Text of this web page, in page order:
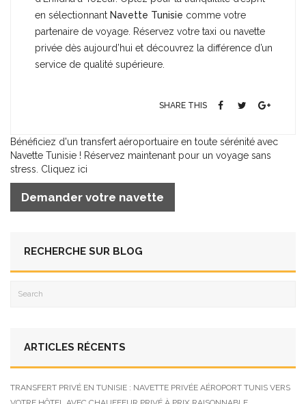
en sélectionnant Navette Tunisie comme votre
partenaire de voyage. Réservez votre taxi ou navette
privée dès aujourd’hui et découvrez la différence d’un
service de qualité supérieure.
SHARE THIS
Bénéficiez d'un transfert aéroportuaire en toute sérénité avec
Navette Tunisie ! Réservez maintenant pour un voyage sans
stress. Cliquez ici
Demander votre navette
RECHERCHE SUR BLOG
ARTICLES RÉCENTS
TRANSFERT PRIVÉ EN TUNISIE : NAVETTE PRIVÉE AÉROPORT TUNIS VERS